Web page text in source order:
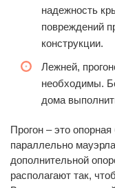
надежность
повреждений
конструкции.
Лежней,
необходимы.
дома
Прогон – это
параллельно
дополнительной
располагают так,